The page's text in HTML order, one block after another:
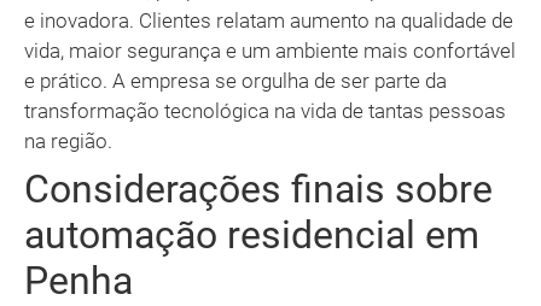
e inovadora. Clientes relatam aumento na qualidade de
vida, maior segurança e um ambiente mais confortável
e prático. A empresa se orgulha de ser parte da
transformação tecnológica na vida de tantas pessoas
na região.
Considerações finais sobre
automação residencial em
Penha